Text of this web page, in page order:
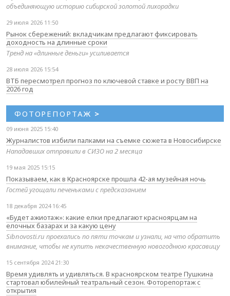
объединяющую историю сибирской золотой лихорадки
29 июля 2026 11:50
Рынок сбережений: вкладчикам предлагают фиксировать
доходность на длинные сроки
Тренд на «длинные деньги» усиливается
28 июля 2026 15:54
ВТБ пересмотрел прогноз по ключевой ставке и росту ВВП на
2026 год
ФОТОРЕПОРТАЖ >
09 июня 2025 15:40
Журналистов избили палками на съемке сюжета в Новосибирске
Нападавших отправили в СИЗО на 2 месяца
19 мая 2025 15:15
Показываем, как в Красноярске прошла 42-ая музейная ночь
Гостей угощали печеньками с предсказанием
18 декабря 2024 16:45
«Будет ажиотаж»: какие елки предлагают красноярцам на
елочных базарах и за какую цену
Sibnovosti.ru проехались по пяти точкам и узнали, на что обратить
внимание, чтобы не купить некачественную новогоднюю красавицу
15 сентября 2024 21:30
Время удивлять и удивляться. В красноярском театре Пушкина
стартовал юбилейный театральный сезон. Фоторепортаж с
открытия